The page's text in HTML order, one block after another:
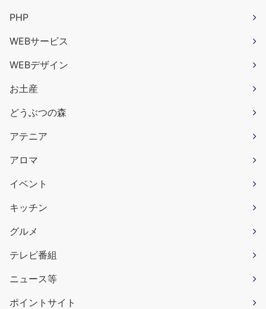
PHP
WEBサービス
WEBデザイン
お土産
どうぶつの森
アテニア
アロマ
イベント
キッチン
グルメ
テレビ番組
ニュース等
ポイントサイト